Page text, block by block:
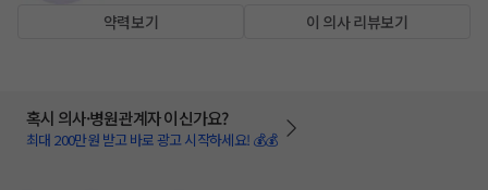
약력보기 이 의사 리뷰보기
혹시 의사·병원관계자 이신가요?
최대 200만원 받고 바로 광고 시작하세요! 💰💰